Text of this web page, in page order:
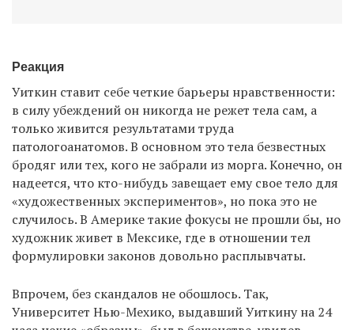
Реакция
Уиткин ставит себе четкие барьеры нравственности:
в силу убеждений он никогда не режет тела сам, а
только живится результатами труда
патологоанатомов. В основном это тела безвестных
бродяг или тех, кого не забрали из морга. Конечно, он
надеется, что кто-нибудь завещает ему свое тело для
«художественных экспериментов», но пока это не
случилось. В Америке такие фокусы не прошли бы, но
художник живет в Мексике, где в отношении тел
формулировки законов довольно расплывчаты.
Впрочем, без скандалов не обошлось. Так,
Университет Нью-Мехико, выдавший Уиткину на 24